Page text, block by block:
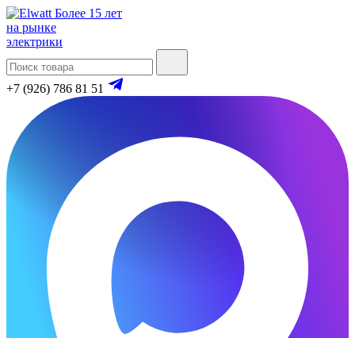
Более 15 лет
на рынке
электрики
+7 (926) 786 81 51